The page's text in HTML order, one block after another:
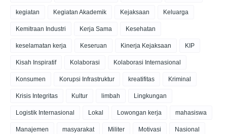
kegiatan Kegiatan Akademik Kejaksaan Keluarga
Kemitraan Industri Kerja Sama Kesehatan
keselamatan kerja Keseruan Kinerja Kejaksaan KIP
Kisah Inspiratif Kolaborasi Kolaborasi Internasional
Konsumen Korupsi Infrastruktur kreatifitas Kriminal
Krisis Integritas Kultur limbah Lingkungan
Logistik Internasional Lokal Lowongan kerja mahasiswa
Manajemen masyarakat Militer Motivasi Nasional